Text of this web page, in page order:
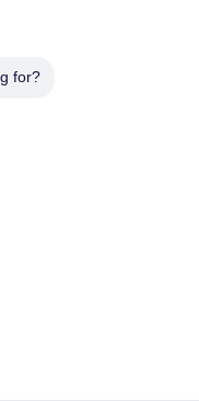
พลังงาน
แข็งแรง
for?